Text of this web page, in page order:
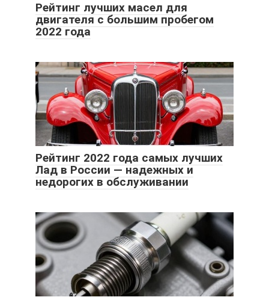
Рейтинг лучших масел для
двигателя с большим пробегом
2022 года
Рейтинг 2022 года самых лучших
Лад в России — надежных и
недорогих в обслуживании